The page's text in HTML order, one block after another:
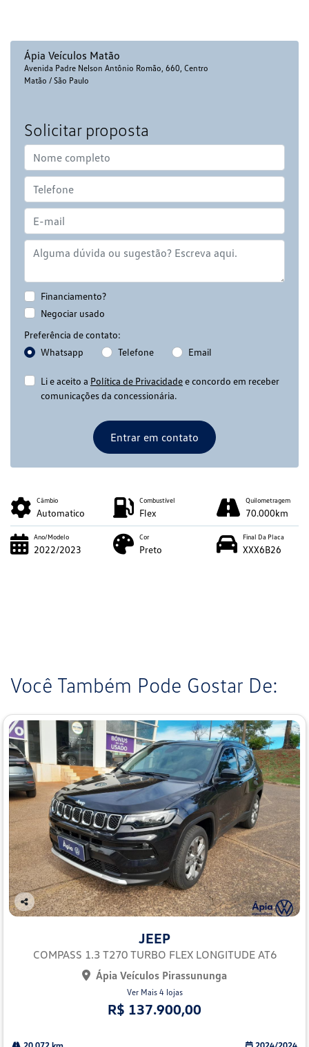
Ápia Veículos Matão
Avenida Padre Nelson Antônio Romão, 660, Centro
Matão / São Paulo
Solicitar proposta
Financiamento?
Negociar usado
Preferência de contato:
Whatsapp
Telefone Email
Li e aceito a Política de Privacidadee concordo em receber
comunicações da concessionária.
Entrar em contato
Câmbio
Automatico
Combustível
Flex
Quilometragem
70.000km
Ano/Modelo
2022/2023
Cor
Preto
Final Da Placa
XXX6B26
Você Também Pode Gostar De:
Co
JEEP
COMPASS 1.3 T270 TURBO FLEX LONGITUDE AT6
Ápia Veículos Pirassununga
Ver Mais 4 lojas
R$ 137.900,00